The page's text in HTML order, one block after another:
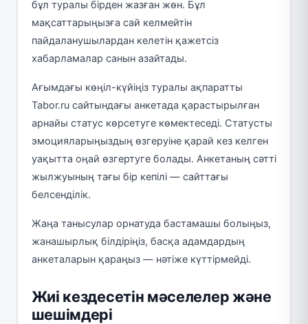
бұл туралы бірден жазған жөн. Бұл
мақсаттарыңызға сай келмейтін
пайдаланушылардан келетін қажетсіз
хабарламалар санын азайтады.
Ағымдағы көңіл-күйіңіз туралы ақпаратты
Tabor.ru сайтындағы анкетада қарастырылған
арнайы статус көрсетуге көмектеседі. Статусты
эмоцияларыңыздың өзгеруіне қарай кез келген
уақытта оңай өзгертуге болады. Анкетаның сәтті
жылжуының тағы бір кепілі — сайттағы
белсенділік.
Жаңа танысулар орнатуда бастамашы болыңыз,
жанашырлық білдіріңіз, басқа адамдардың
анкеталарын қараңыз — нәтіже күттірмейді.
Жиі кездесетін мәселелер және
шешімдері